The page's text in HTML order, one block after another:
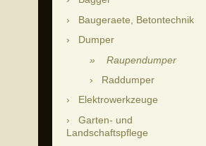
Baugeraete, Betontechnik
Dumper
Raupendumper
Raddumper
Elektrowerkzeuge
Garten- und
Landschaftspflege